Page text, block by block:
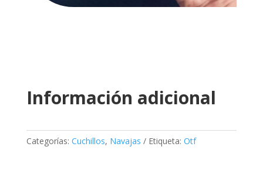
Información adicional
Categorías: Cuchillos, Navajas Etiqueta: Otf